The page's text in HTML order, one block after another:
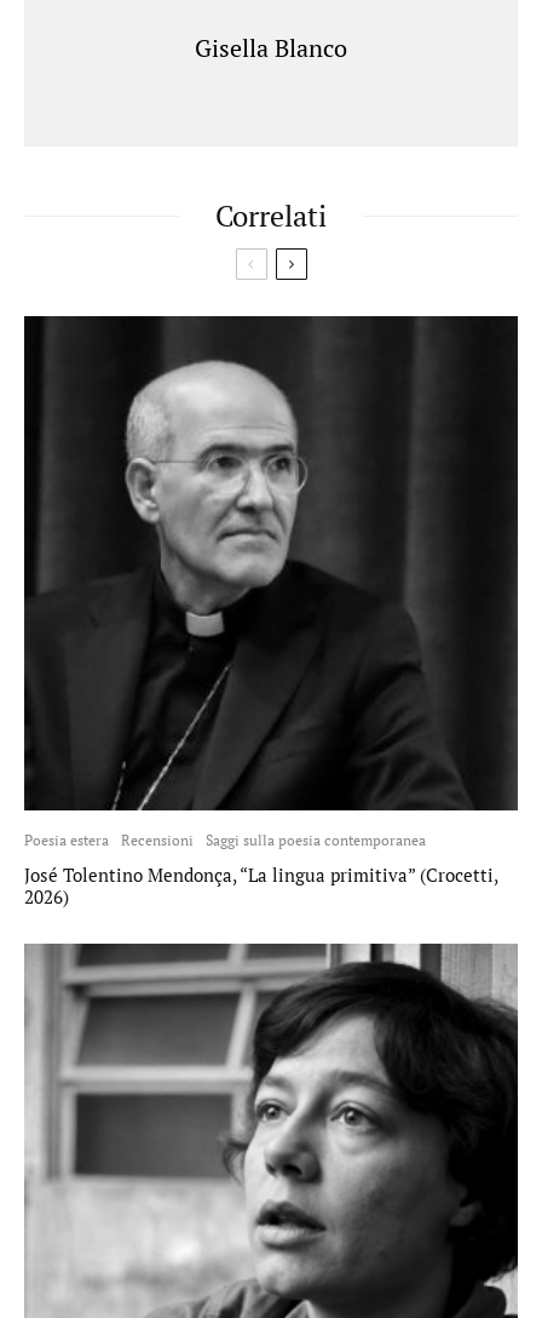
Gisella Blanco
Correlati
Poesia estera Recensioni Saggi sulla poesia contemporanea
José Tolentino Mendonça, “La lingua primitiva” (Crocetti,
2026)